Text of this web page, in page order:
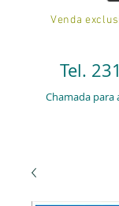
Venda
Tel.
Chamada para